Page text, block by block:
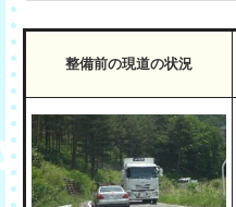
整備前の現道の状況